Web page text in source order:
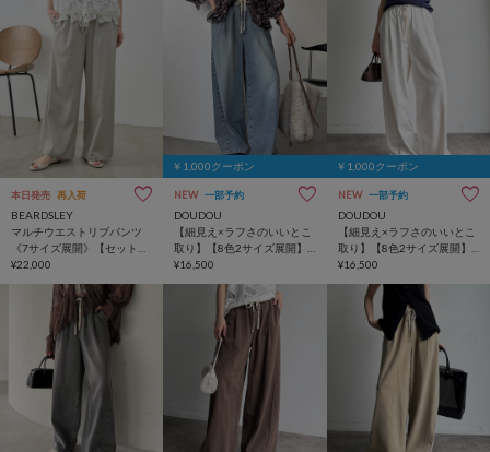
本日発売 再入荷
BEARDSLEY
マルチウエストリブパンツ
《7サイズ展開》【セットア
ップ】
¥22,000
￥1,000クーポン
NEW 一部予約
DOUDOU
【細見え×ラフさのいいとこ
取り】【8色2サイズ展開】
デニムワイドイージーパン
¥16,500
￥1,000クーポン
NEW 一部予約
DOUDOU
【細見え×ラフさのいいとこ
取り】【8色2サイズ展開】
デニムワイドイージーパン
¥16,500